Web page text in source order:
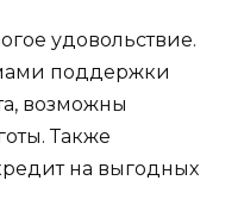
удовольствие.
поддержки
возможны
Также
на выгодных